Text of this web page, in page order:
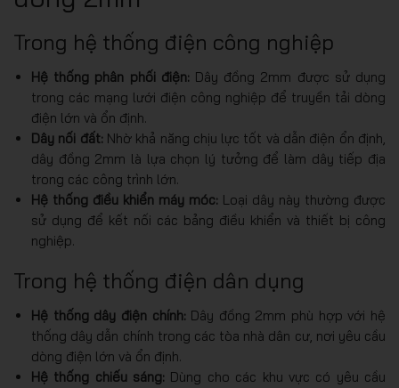
Trong hệ thống điện công nghiệp
Hệ thống phân phối điện: Dây đồng 2mm được sử dụng
trong các mạng lưới điện công nghiệp để truyền tải dòng
điện lớn và ổn định.
Dây nối đất: Nhờ khả năng chịu lực tốt và dẫn điện ổn định,
dây đồng 2mm là lựa chọn lý tưởng để làm dây tiếp địa
trong các công trình lớn.
Hệ thống điều khiển máy móc: Loại dây này thường được
sử dụng để kết nối các bảng điều khiển và thiết bị công
nghiệp.
Trong hệ thống điện dân dụng
Hệ thống dây điện chính: Dây đồng 2mm phù hợp với hệ
thống dây dẫn chính trong các tòa nhà dân cư, nơi yêu cầu
dòng điện lớn và ổn định.
Hệ thống chiếu sáng: Dùng cho các khu vực có yêu cầu